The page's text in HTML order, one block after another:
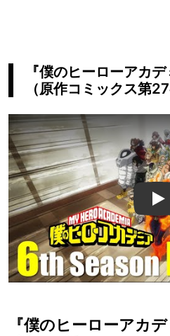
『僕のヒーローアカ
（原作コミックス第
『僕のヒーローアカ